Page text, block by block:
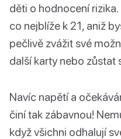
děti o hodnocení
co nejblíže k 21, aniž
pečlivě zvážit své
další karty nebo zůstat
Navíc napětí a
činí tak zábavnou!
když všichni odhalují